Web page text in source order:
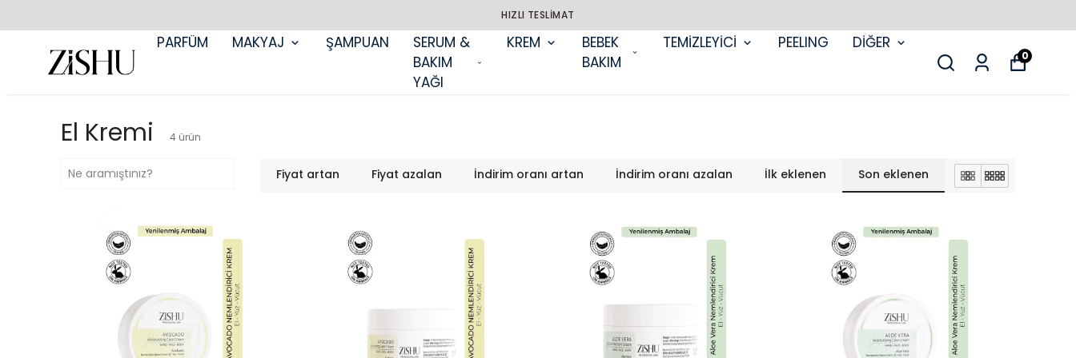
HIZLI TESLİMAT
PARFÜM MAKYAJ ŞAMPUAN
SERUM &
BAKIM
YAĞI
KREM
BEBEK
BAKIM
TEMİZLEYİCİ PEELING DİĞER
0
El Kremi 4 ürün
Fiyat artan Fiyat azalan İndirim oranı artan İndirim oranı azalan İlk eklenen Son eklenen